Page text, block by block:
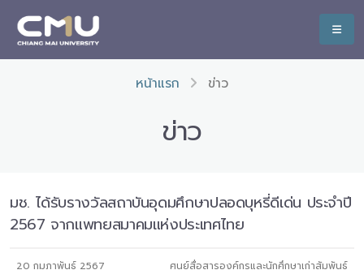
หน้าแรก ข่าว
ข่าว
มช. ได้รับรางวัลสถาบันอุดมศึกษาปลอดบุหรี่ดีเด่น ประจำปี
2567 จากแพทยสมาคมแห่งประเทศไทย
20 กุมภาพันธ์ 2567 ศูนย์สื่อสารองค์กรและนักศึกษาเก่าสัมพันธ์